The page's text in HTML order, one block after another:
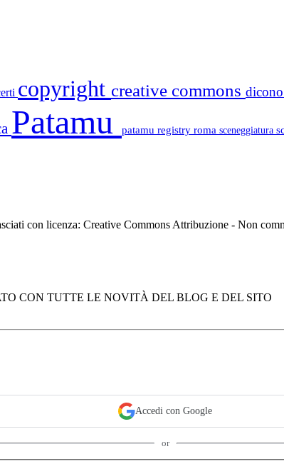
copyright creative commons
Patamu patamu registry roma sceneggiatura
con licenza: Creative Commons Attribuzione - Non
CON TUTTE LE NOVITÀ DEL BLOG E DEL SITO
Accedi con Google
or